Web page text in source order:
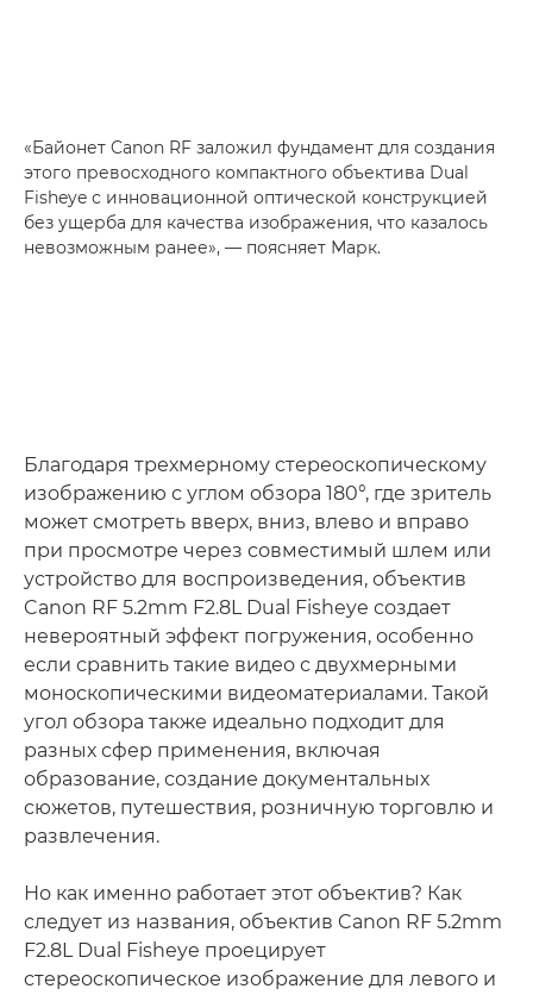
«Байонет Canon RF заложил фундамент для создания
этого превосходного компактного объектива Dual
Fisheye с инновационной оптической конструкцией
без ущерба для качества изображения, что казалось
невозможным ранее», — поясняет Марк.
Благодаря трехмерному стереоскопическому
изображению с углом обзора 180°, где зритель
может смотреть вверх, вниз, влево и вправо
при просмотре через совместимый шлем или
устройство для воспроизведения, объектив
Canon RF 5.2mm F2.8L Dual Fisheye создает
невероятный эффект погружения, особенно
если сравнить такие видео с двухмерными
моноскопическими видеоматериалами. Такой
угол обзора также идеально подходит для
разных сфер применения, включая
образование, создание документальных
сюжетов, путешествия, розничную торговлю и
развлечения.
Но как именно работает этот объектив? Как
следует из названия, объектив Canon RF 5.2mm
F2.8L Dual Fisheye проецирует
стереоскопическое изображение для левого и